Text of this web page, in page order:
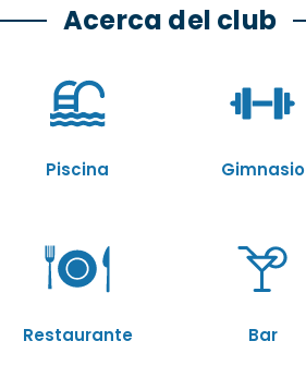
Acerca del club
Piscina Gimnasio
Restaurante Bar